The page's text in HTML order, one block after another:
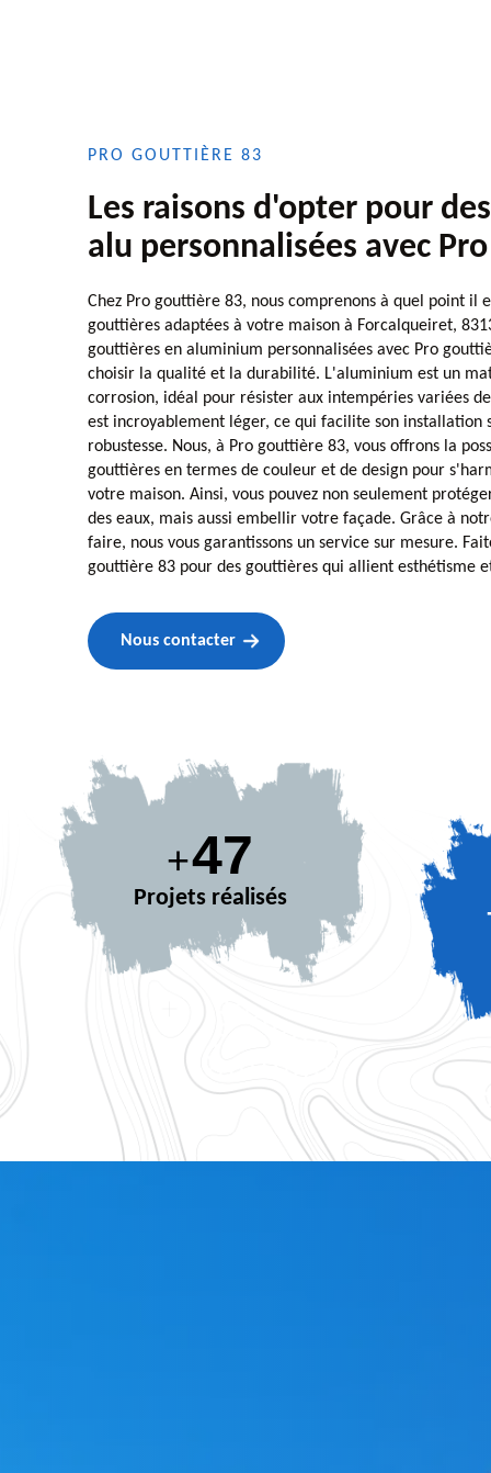
PRO GOUTTIÈRE 83
Les raisons d'opter pour
alu personnalisées avec
Chez Pro gouttière 83, nous comprenons à quel point il
gouttières adaptées à votre maison à Forcalqueiret,
gouttières en aluminium personnalisées avec Pro
choisir la qualité et la durabilité. L'aluminium est un
corrosion, idéal pour résister aux intempéries variées
est incroyablement léger, ce qui facilite son installation
robustesse. Nous, à Pro gouttière 83, vous offrons la
gouttières en termes de couleur et de design pour
votre maison. Ainsi, vous pouvez non seulement
des eaux, mais aussi embellir votre façade. Grâce à
faire, nous vous garantissons un service sur mesure.
gouttière 83 pour des gouttières qui allient esthétisme
Nous contacter
+63
Projets réalisés
Accessoires gouttiere